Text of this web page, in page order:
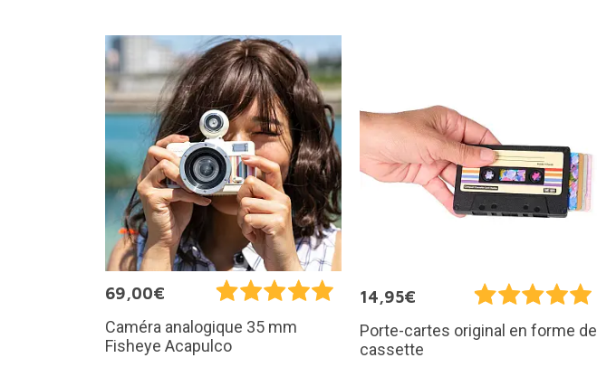
69,00€
Caméra analogique 35 mm
Fisheye Acapulco
14,95€
Porte-cartes original en forme de
cassette